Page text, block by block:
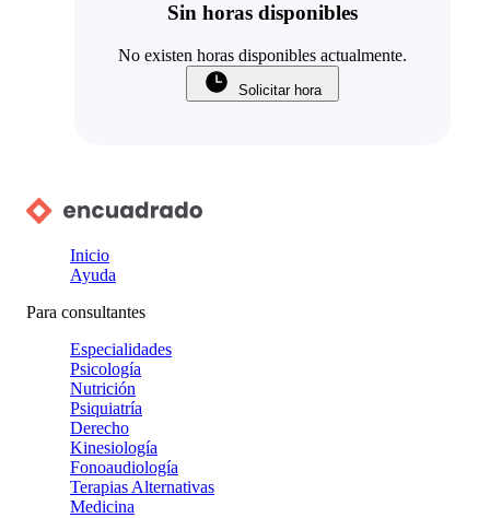
Sin horas disponibles
No existen horas disponibles actualmente.
Solicitar hora
Inicio
Ayuda
Para consultantes
Especialidades
Psicología
Nutrición
Psiquiatría
Derecho
Kinesiología
Fonoaudiología
Terapias Alternativas
Medicina